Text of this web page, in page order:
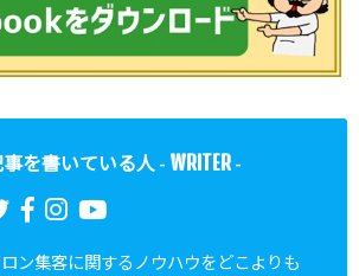
事を書いている人 - WRITER-
ン集客に関するノウハウをどこよりも